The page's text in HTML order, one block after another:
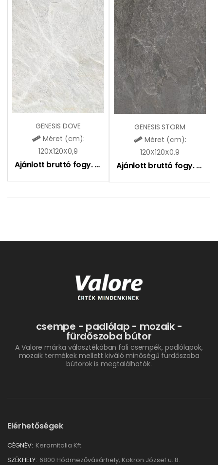
GENESIS DOVE
Méret (cm):
120X120X0,9
Ajánlott bruttó fogy. ár: 16490Ft
GENESIS STORM
Méret (cm):
120X120X0,9
Ajánlott bruttó fogy. ár:
csempe - padlólap - mozaik -
fürdőszoba bútor
A Valore márka választékában fali csempék, padlólapok,
mozaik termékek mellett kiváló minőségű fürdőszoba
bútorok is megtalálhatók.
Elérhetőségek
CÉGNÉV: Keramitalia Kft.
SZÉKHELY: 6800 Hódmezővásárhely, Kokron József u. 8.